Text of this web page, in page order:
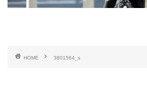
HOME 3801564_s